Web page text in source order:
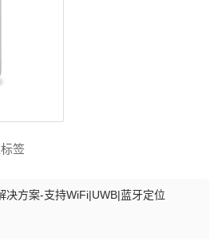
签
决方案-支持WiFi|UWB|蓝牙定位